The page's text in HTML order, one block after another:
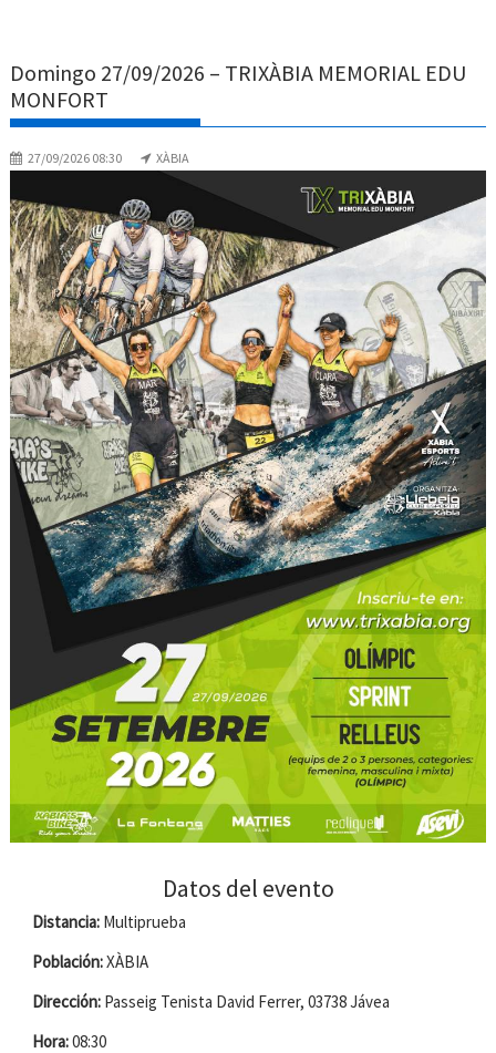
Domingo 27/09/2026 – TRIXÀBIA MEMORIAL EDU
MONFORT
27/09/2026 08:30 XÀBIA
Datos del evento
Distancia: Multiprueba
Población:XÀBIA
Dirección: Passeig Tenista David Ferrer, 03738 Jávea
Hora:08:30